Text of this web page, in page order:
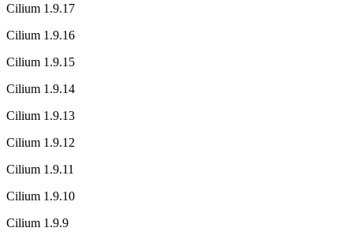
Cilium 1.9.17
Cilium 1.9.16
Cilium 1.9.15
Cilium 1.9.14
Cilium 1.9.13
Cilium 1.9.12
Cilium 1.9.11
Cilium 1.9.10
Cilium 1.9.9